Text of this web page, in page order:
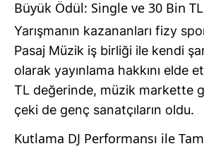
Büyük Ödül: Single ve 30 Bin
Yarışmanın kazananları fizy
Pasaj Müzik iş birliği ile kendi
olarak yayınlama hakkını elde
TL değerinde, müzik markette
çeki de genç sanatçıların oldu.
Kutlama DJ Performansı ile